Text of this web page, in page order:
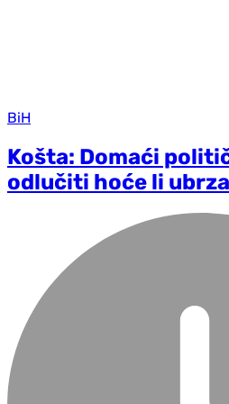
BiH
Košta: Domaći
odlučiti hoće li